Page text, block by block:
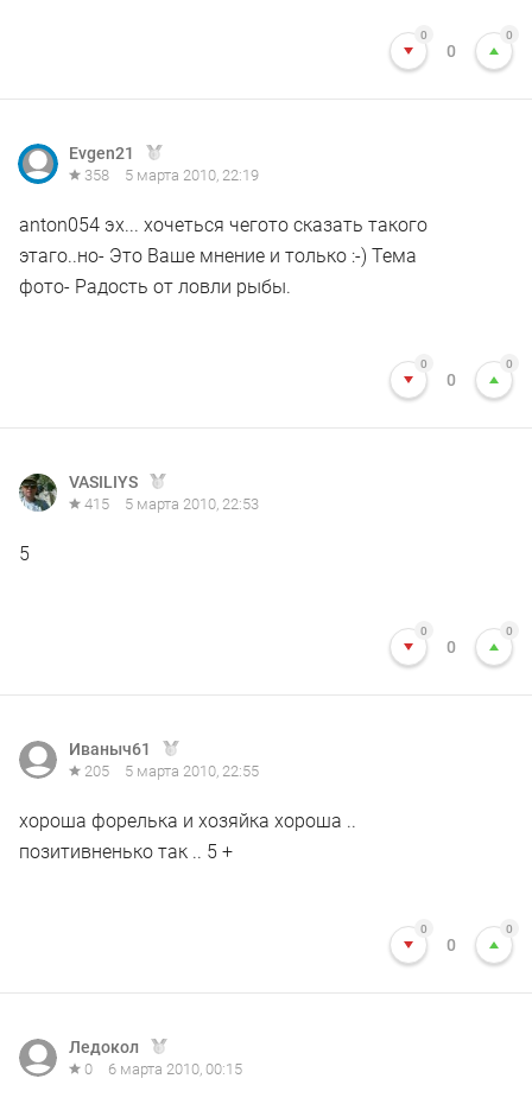
0
0
0
Evgen21
358 5 марта 2010, 22:19
anton054 эх... хочеться чегото сказать такого
этаго..но- Это Ваше мнение и только :-) Тема
фото- Радость от ловли рыбы.
0
0
0
VASILIYS
415 5 марта 2010, 22:53
5
0
0
0
Иваныч61
205 5 марта 2010, 22:55
хороша форелька и хозяйка хороша ..
позитивненько так .. 5 +
0
0
0
Ледокол
0 6 марта 2010, 00:15